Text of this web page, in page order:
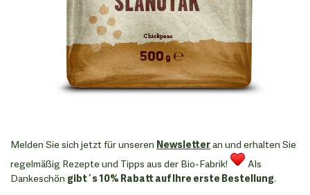
Melden Sie sich jetzt für unseren Newsletteran und erhalten Sie
regelmäßig Rezepte und Tipps aus der Bio-Fabrik!
Als
Dankeschön gibt´s 10% Rabatt auf Ihre erste Bestellung.